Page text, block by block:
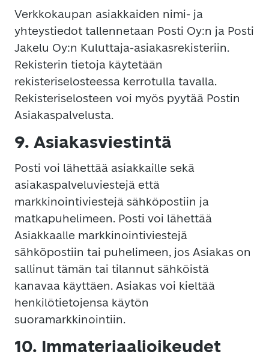
Verkkokaupan asiakkaiden nimi- ja
yhteystiedot tallennetaan Posti Oy:n ja Posti
Jakelu Oy:n Kuluttaja-asiakasrekisteriin.
Rekisterin tietoja käytetään
rekisteriselosteessa kerrotulla tavalla.
Rekisteriselosteen voi myös pyytää Postin
Asiakaspalvelusta.
9. Asiakasviestintä
Posti voi lähettää asiakkaille sekä
asiakaspalveluviestejä että
markkinointiviestejä sähköpostiin ja
matkapuhelimeen. Posti voi lähettää
Asiakkaalle markkinointiviestejä
sähköpostiin tai puhelimeen, jos Asiakas on
sallinut tämän tai tilannut sähköistä
kanavaa käyttäen. Asiakas voi kieltää
henkilötietojensa käytön
suoramarkkinointiin.
10. Immateriaalioikeudet